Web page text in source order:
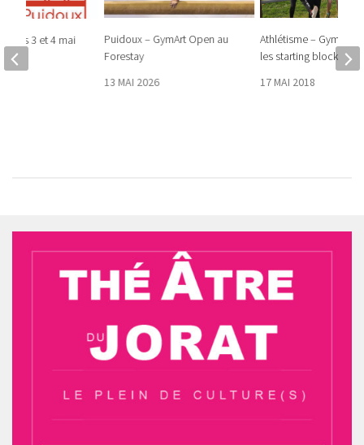
Puidoux – GymArt Open au
Forestay
13 MAI 2026
Athlétisme –
les starting blocks
17 MAI 2018
des 3 et 4 mai